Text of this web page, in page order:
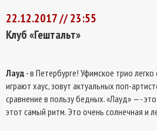
22.12.2017 // 23:55
Клуб «Гештальт»
Лауд - в Петербурге! Уфимское трио
играют хаус, зовут актуальных поп-
сравнение в пользу бедных. «Лауд» —-
этот самый ритм. Это очень солнечная и